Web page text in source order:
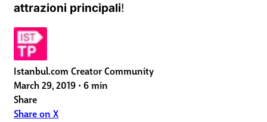
attrazioni principali!
Istanbul.com Creator Community
March 29, 2019 • 6 min
Share
Share on X